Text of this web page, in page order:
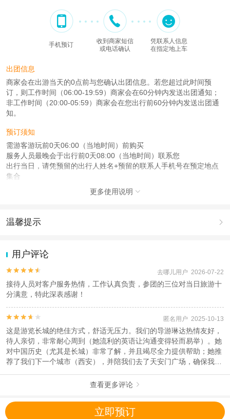
手机预订
收到商家短信
或电话确认
凭联系人信息
在指定地上车
出团信息
商家会在出游当天的0点前与您确认出团信息。若您超过此时间预
订，则工作时间（06:00-19:59）商家会在60分钟内发送出团通知；
非工作时间（20:00-05:59）商家会在您出行前60分钟内发送出团通
知。
预订须知
需游客游玩前0天06:00（当地时间）前购买
服务人员最晚会于出行前0天08:00（当地时间）联系您
出行当日，请凭预留的出行人姓名+预留的联系人手机号在预定地点
集合
查看特许经营许可证信息
更多使用说明 
温馨提示 
动（如跳伞、潜水、滑雪等）前，请务必仔细阅读
2.为普及旅游安全知识及旅游文明公约，使您的旅程顺利圆满完成，
特制定《去哪儿网旅游安全手册》 ，请您认真阅读并切实遵守。
用户评论

 去哪儿用户 2026-07-22
接待人员对客户服务热情，工作认真负责，参团的三位对当日旅游十
分满意，特此深表感谢！

 匿名用户 2025-10-13
这是游览长城的绝佳方式，舒适无压力。我们的导游琳达热情友好，
待人亲切，非常耐心周到（她流利的英语让沟通变得轻而易举）。她
对中国历史（尤其是长城）非常了解，并且竭尽全力提供帮助；她推
荐了我们下一个城市（西安），并陪我们去了天安门广场，确保我们
游览时间和行程（我们要求10:15从酒店接我们，下午4:00送我们到
为这是一段相当艰苦的徒步）。从我们位于北京市中心的酒店出发，
乘坐90分钟的私家车到达目的地，舒适便捷。每人只需100多美元，
查看更多评论 
立即预订